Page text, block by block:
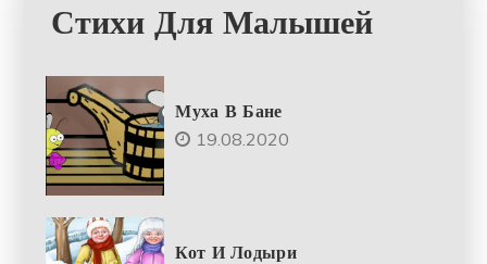
Стихи Для Малышей
Муха В Бане
19.08.2020
Кот И Лодыри